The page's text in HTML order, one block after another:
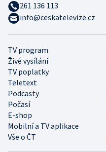
TV program
Živé vysílání
TV poplatky
Teletext
Podcasty
Počasí
E-shop
Mobilní a TV aplikace
Vše o ČT
261 136 113
info@ceskatelevize.cz